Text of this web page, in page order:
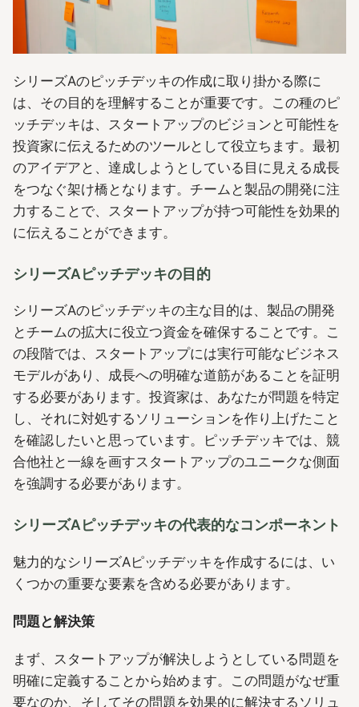
シリーズAのピッチデッキの作成に取り掛かる際に
は、その目的を理解することが重要です。この種のピ
ッチデッキは、スタートアップのビジョンと可能性を
投資家に伝えるためのツールとして役立ちます。最初
のアイデアと、達成しようとしている目に見える成長
をつなぐ架け橋となります。チームと製品の開発に注
力することで、スタートアップが持つ可能性を効果的
に伝えることができます。
シリーズAピッチデッキの目的
シリーズAのピッチデッキの主な目的は、製品の開発
とチームの拡大に役立つ資金を確保することです。こ
の段階では、スタートアップには実行可能なビジネス
モデルがあり、成長への明確な道筋があることを証明
する必要があります。投資家は、あなたが問題を特定
し、それに対処するソリューションを作り上げたこと
を確認したいと思っています。ピッチデッキでは、競
合他社と一線を画すスタートアップのユニークな側面
を強調する必要があります。
シリーズAピッチデッキの代表的なコンポーネント
魅力的なシリーズAピッチデッキを作成するには、い
くつかの重要な要素を含める必要があります。
問題と解決策
まず、スタートアップが解決しようとしている問題を
明確に定義することから始めます。この問題がなぜ重
要なのか、そしてその問題を効果的に解決するソリュ